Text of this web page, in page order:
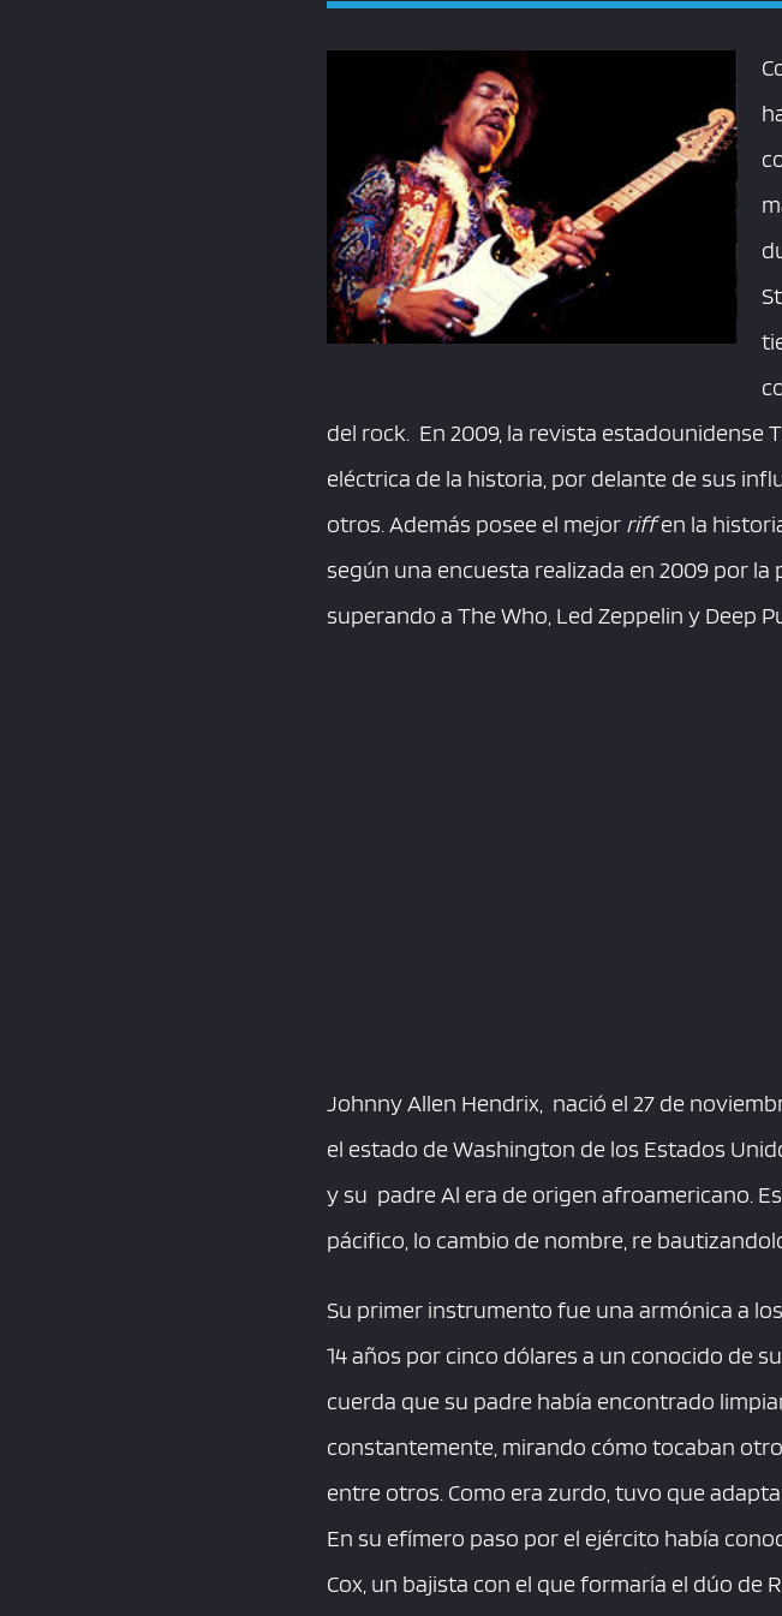
del rock. En 2009, la revista
eléctrica de la historia, por delante de sus
otros. Además posee el mejor riffen la
según una encuesta realizada en 2009 por
superando a The Who, Led Zeppelin y Deep
Johnny Allen Hendrix, nació el 27 de
el estado de Washington de los Estados
y su padre Al era de origen afroamericano.
pácifico, lo cambio de nombre, re
Su primer instrumento fue una armónica a
14 años por cinco dólares a un conocido de
cuerda que su padre había encontrado
constantemente, mirando cómo tocaban
entre otros. Como era zurdo, tuvo que
En su efímero paso por el ejército había
Cox, un bajista con el que formaría el dúo de